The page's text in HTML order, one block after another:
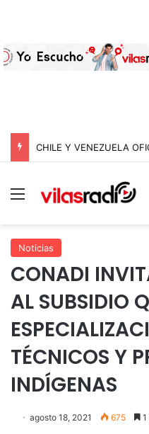
Menú
Noticias
CONADI
AL SUBSIDIO
TÉCNICOS Y
INDÍGENAS
agosto 18, 2021 675